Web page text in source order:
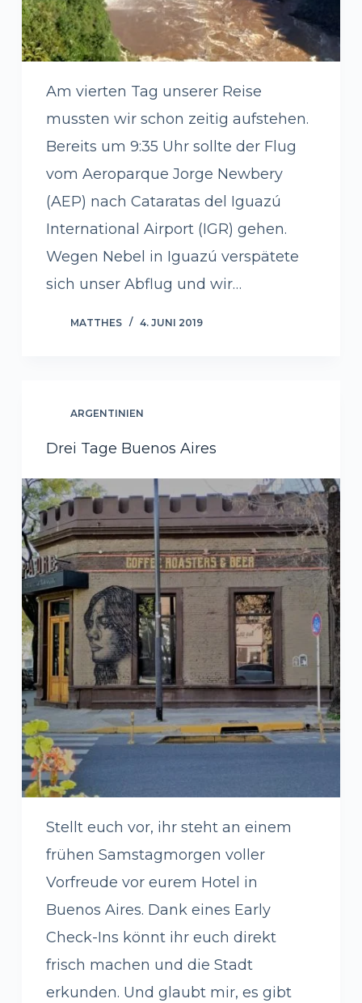
Am vierten Tag unserer Reise
mussten wir schon zeitig aufstehen.
Bereits um 9:35 Uhr sollte der Flug
vom Aeroparque Jorge Newbery
(AEP) nach Cataratas del Iguazú
International Airport (IGR) gehen.
Wegen Nebel in Iguazú verspätete
sich unser Abflug und wir…
MATTHES 4. JUNI 2019
ARGENTINIEN
Drei Tage Buenos Aires
Stellt euch vor, ihr steht an einem
frühen Samstagmorgen voller
Vorfreude vor eurem Hotel in
Buenos Aires. Dank eines Early
Check-Ins könnt ihr euch direkt
frisch machen und die Stadt
erkunden. Und glaubt mir, es gibt